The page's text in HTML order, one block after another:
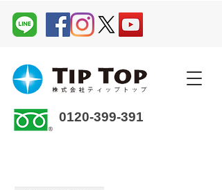
0120-399-391